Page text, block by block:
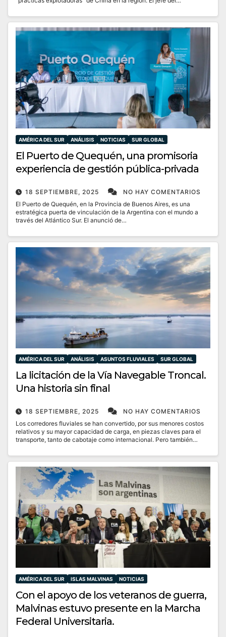
AMÉRICA DEL SUR ANÁLISIS NOTICIAS SUR GLOBAL
El Puerto de Quequén, una promisoria
experiencia de gestión pública-privada
18 SEPTIEMBRE, 2025
NO HAY COMENTARIOS
El Puerto de Quequén, en la Provincia de Buenos Aires, es una
estratégica puerta de vinculación de la Argentina con el mundo a
través del Atlántico Sur. El anunció de…
AMÉRICA DEL SUR ANÁLISIS ASUNTOS FLUVIALES SUR GLOBAL
La licitación de la Vía Navegable Troncal.
Una historia sin final
18 SEPTIEMBRE, 2025
NO HAY COMENTARIOS
Los corredores fluviales se han convertido, por sus menores costos
relativos y su mayor capacidad de carga, en piezas claves para el
transporte, tanto de cabotaje como internacional. Pero también…
AMÉRICA DEL SUR ISLAS MALVINAS NOTICIAS
Con el apoyo de los veteranos de guerra,
Malvinas estuvo presente en la Marcha
Federal Universitaria.